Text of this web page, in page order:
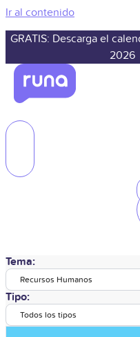
Ir al contenido
GRATIS: Descarga el
2026
Tema:
Recursos Humanos
Tipo:
Todos los tipos